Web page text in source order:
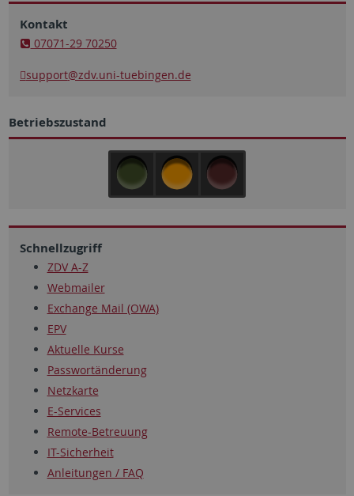
Kontakt
07071-29 70250
support@zdv.uni-tuebingen.de
Betriebszustand
Schnellzugriff
ZDV A-Z
Webmailer
Exchange Mail (OWA)
EPV
Aktuelle Kurse
Passwortänderung
Netzkarte
E-Services
Remote-Betreuung
IT-Sicherheit
Anleitungen / FAQ